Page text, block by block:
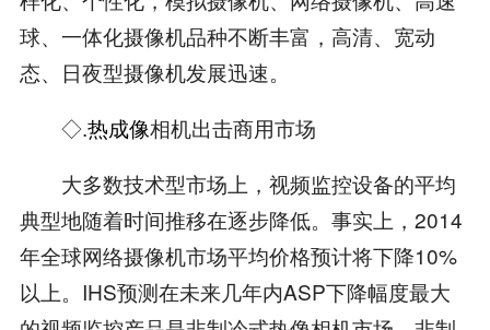
球、一体化摄像机品种不断丰富，高清、宽动
态、日夜型摄像机发展迅速。
◇.热成像相机出击商用市场
大多数技术型市场上，视频监控设备的平均
典型地随着时间推移在逐步降低。事实上，2014
年全球网络摄像机市场平均价格预计将下降10%
以上。IHS预测在未来几年内ASP下降幅度最大